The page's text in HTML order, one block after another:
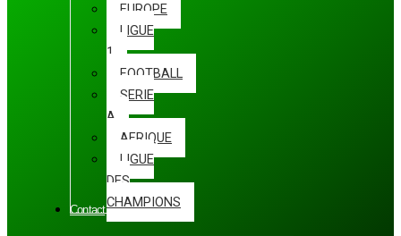
EUROPE
LIGUE
1
FOOTBALL
SERIE
A
AFRIQUE
LIGUE
DES
CHAMPIONS
Contact